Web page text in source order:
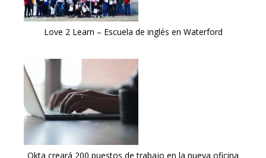
Love 2 Learn – Escuela de inglés en Waterford
Okta creará 200 puestos de trabajo en la nueva oficina